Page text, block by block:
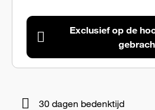
Exclusief op de
30 dagen bedenktijd